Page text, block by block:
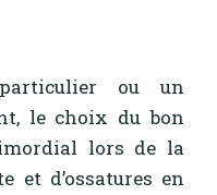
ou un
le choix du bon
lors de la
et d’ossatures en